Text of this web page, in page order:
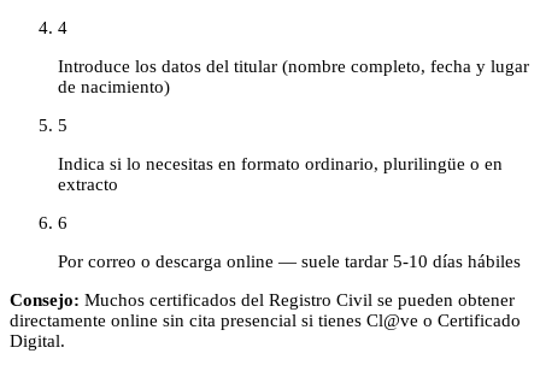
4
Introduce los datos del titular (nombre completo, fecha y lugar
de nacimiento)
5
Indica si lo necesitas en formato ordinario, plurilingüe o en
extracto
6
Por correo o descarga online — suele tardar 5-10 días hábiles
Consejo: Muchos certificados del Registro Civil se pueden obtener
directamente online sin cita presencial si tienes Cl@ve o Certificado
Digital.